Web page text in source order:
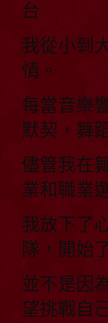
台
我從小到
情。
每當音樂
默契，舞
儘管我在
業和職業
我放下了
隊，開始
並不是因
望挑戰自